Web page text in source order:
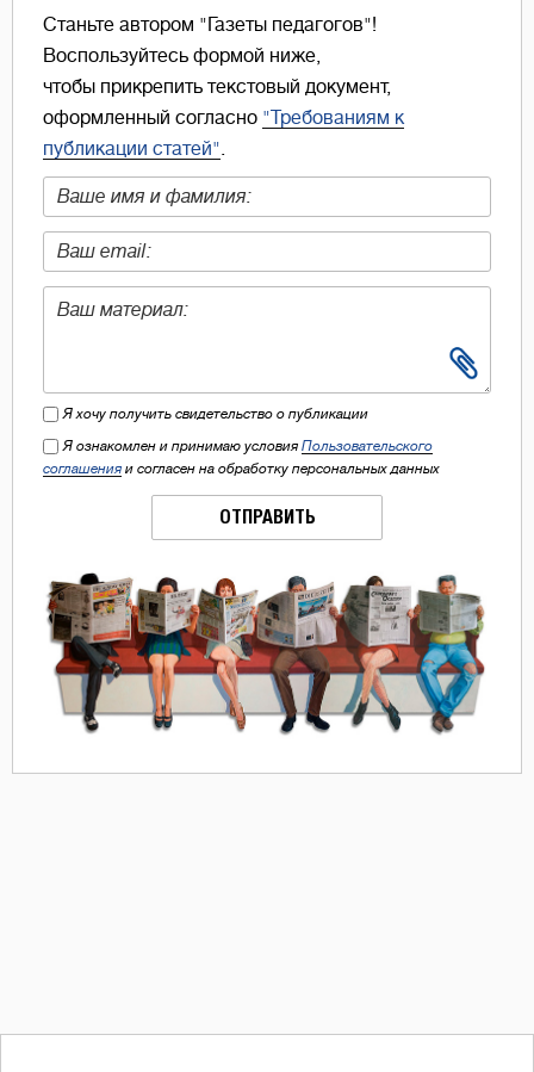
Станьте автором "Газеты педагогов"!
Воспользуйтесь формой ниже,
чтобы прикрепить текстовый документ,
оформленный согласно "Требованиям к
публикации статей".
Я хочу получить свидетельство о публикации
Я ознакомлен и принимаю условия Пользовательского
соглашения и согласен на обработку персональных данных
ОТПРАВИТЬ